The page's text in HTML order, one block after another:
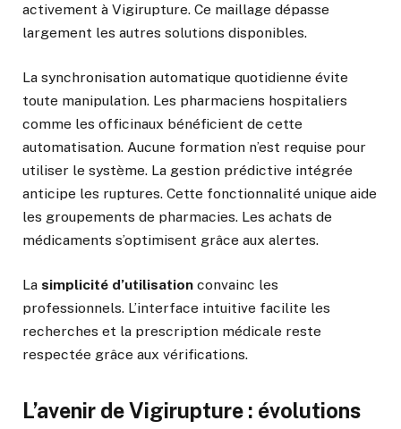
activement à Vigirupture. Ce maillage dépasse
largement les autres solutions disponibles.
La synchronisation automatique quotidienne évite
toute manipulation. Les pharmaciens hospitaliers
comme les officinaux bénéficient de cette
automatisation. Aucune formation n’est requise pour
utiliser le système. La gestion prédictive intégrée
anticipe les ruptures. Cette fonctionnalité unique aide
les groupements de pharmacies. Les achats de
médicaments s’optimisent grâce aux alertes.
La simplicité d’utilisation convainc les
professionnels. L’interface intuitive facilite les
recherches et la prescription médicale reste
respectée grâce aux vérifications.
L’avenir de Vigirupture : évolutions